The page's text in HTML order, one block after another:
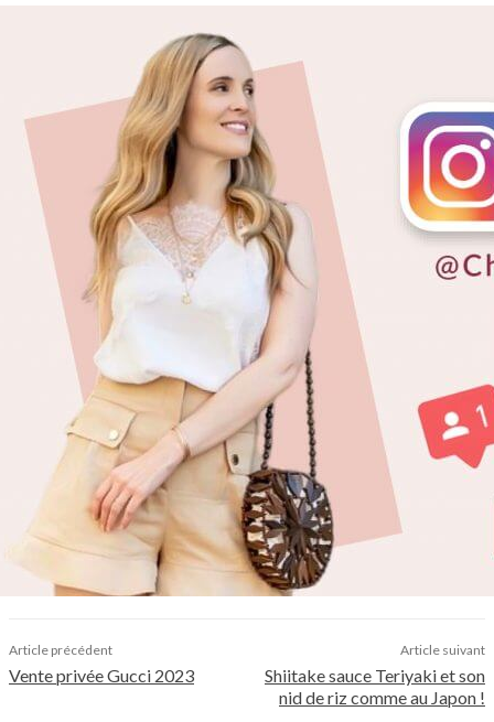
Article précédent
Vente privée Gucci 2023
Article suivant
Shiitake sauce Teriyaki et son
nid de riz comme au Japon !